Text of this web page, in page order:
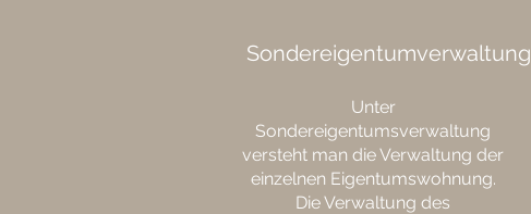
Sondereigentumverwaltung
Unter
Sondereigentumsverwaltung
versteht man die Verwaltung der
einzelnen Eigentumswohnung.
Die Verwaltung des